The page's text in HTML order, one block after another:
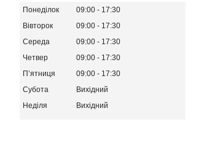
Понеділок 09:00
17:30
Вівторок
09:00
17:30
Середа
09:00
17:30
Четвер
09:00
17:30
Пʼятниця
09:00
17:30
Субота
Вихідний
Неділя
Вихідний